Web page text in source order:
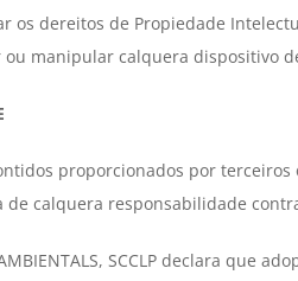
dereitos de Propiedade
manipular calquera dispositivo
proporcionados por terceiros
calquera responsabilidade
AMBIENTALS, SCCLP declara